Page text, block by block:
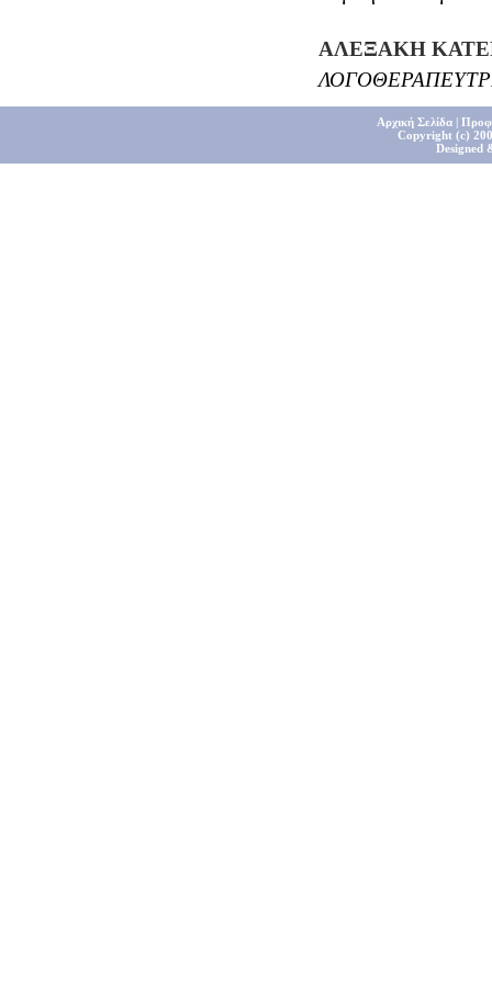
ΑΛΕΞΑΚΗ
Αρχική Σελίδα|
Copyright (c)
Designed